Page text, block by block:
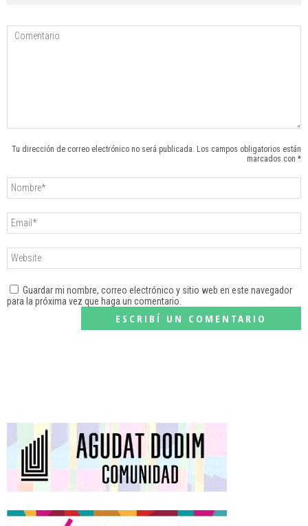
Tu dirección de correo electrónico no será publicada. Los campos obligatorios están
marcados con *
Guardar mi nombre, correo electrónico y sitio web en este navegador
para la próxima vez que haga un comentario.